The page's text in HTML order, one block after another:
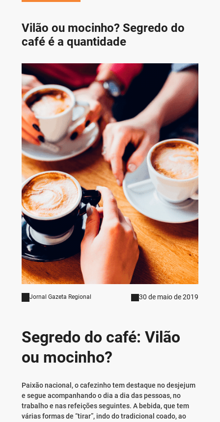
Vilão ou mocinho? Segredo do
café é a quantidade
Jornal Gazeta Regional 30 de maio de 2019
Segredo do café: Vilão
ou mocinho?
Paixão nacional, o cafezinho tem destaque no desjejum
e segue acompanhando o dia a dia das pessoas, no
trabalho e nas refeições seguintes. A bebida, que tem
várias formas de “tirar”, indo do tradicional coado, ao